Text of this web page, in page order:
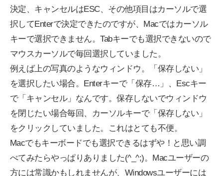
決定、キャンセルはESC、その他項目はカーソルで選
択してEnterで決定できたのですが、Macではカーソル
キーで選択できません。Tabキーでも選択できないので
マウスカーソルで毎回選択していました。
例えば上の写真のようなウィンドウ。「保存しない」
を選択したい場合。Enterキーで「保存…」、Escキー
で「キャンセル」なんです。保存しないでウィンドウ
を閉じたい場合毎回、カーソルキーで「保存しない」
をクリックしていました。これはとても不便。
Macでもキーボードでも選択できるはずや！と思い調
べてみたらやっぱりありました(^_^;)。Macユーザーの
方には常識かもしれませんが、Windowsユーザーには